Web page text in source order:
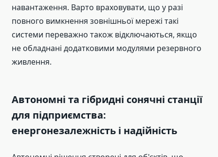
навантаження. Варто враховувати, що у разі
повного вимкнення зовнішньої мережі такі
системи переважно також відключаються, якщо
не обладнані додатковими модулями резервного
живлення.
Автономні та гібридні сонячні станції
для підприємства:
енергонезалежність і надійність